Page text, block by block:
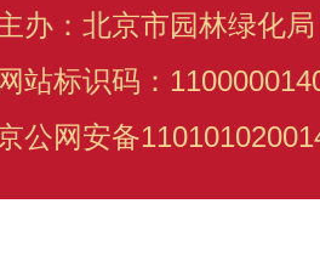
办：北京市园林绿化
站标识码：
公网安备